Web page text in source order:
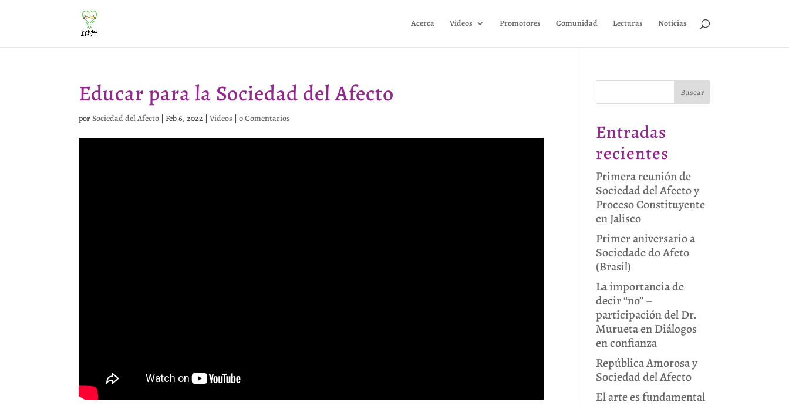
Acerca Videos Promotores Comunidad Lecturas Noticias
Educar para la Sociedad del Afecto
porSociedad del Afecto |Feb 6, 2022 |Videos |0 Comentarios
Buscar
Entradas
recientes
Primera reunión de
Sociedad del Afecto y
Proceso Constituyente
en Jalisco
Primer aniversario a
Sociedade do Afeto
(Brasil)
La importancia de
decir “no” –
participación del Dr.
Murueta en Diálogos
en confianza
República Amorosa y
Sociedad del Afecto
El arte es fundamental